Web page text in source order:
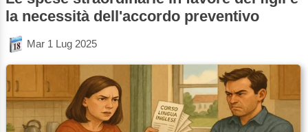
la necessità dell'accordo preventivo
Mar 1 Lug 2025